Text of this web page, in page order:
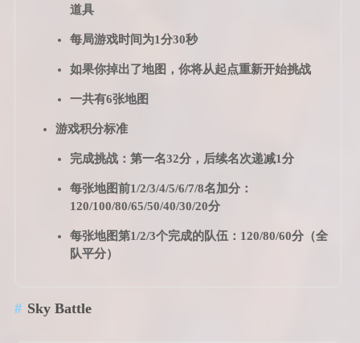
道具
每局游戏时间为1分30秒
如果你掉出了地图，你将从起点重新开始挑战
一共有6张地图
游戏积分标准
完成挑战：第一名32分，后续名次递减1分
每张地图前1/2/3/4/5/6/7/8名加分：
120/100/80/65/50/40/30/20分
每张地图第1/2/3个完成的队伍：120/80/60分（全
队平分）
Sky Battle